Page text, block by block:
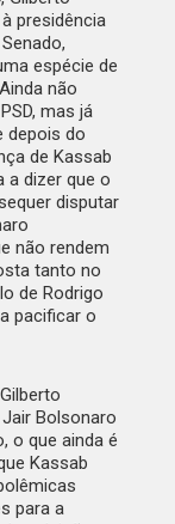
presidência
espécie de
não
mas já
depois do
de Kassab
a dizer que o
disputar
não rendem
tanto no
de Rodrigo
pacificar o
Bolsonaro
o que ainda é
Kassab
para a